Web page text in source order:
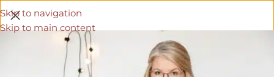
Skip to navigation
Skip to main content